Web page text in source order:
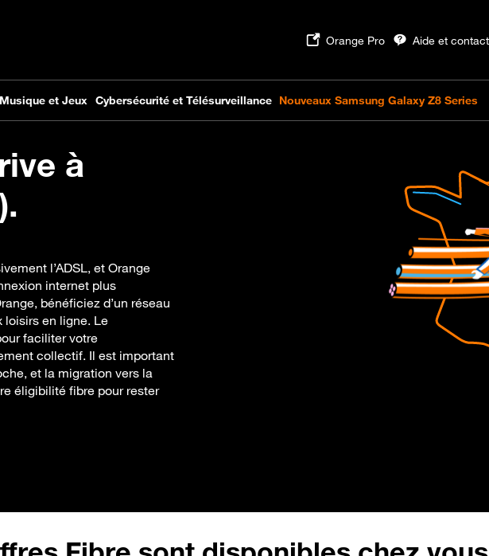
à
l’ADSL, et Orange
internet plus
bénéficiez d’un réseau
loisirs en ligne. Le
faciliter votre
collectif. Il est important
et la migration vers la
éligibilité fibre pour rester